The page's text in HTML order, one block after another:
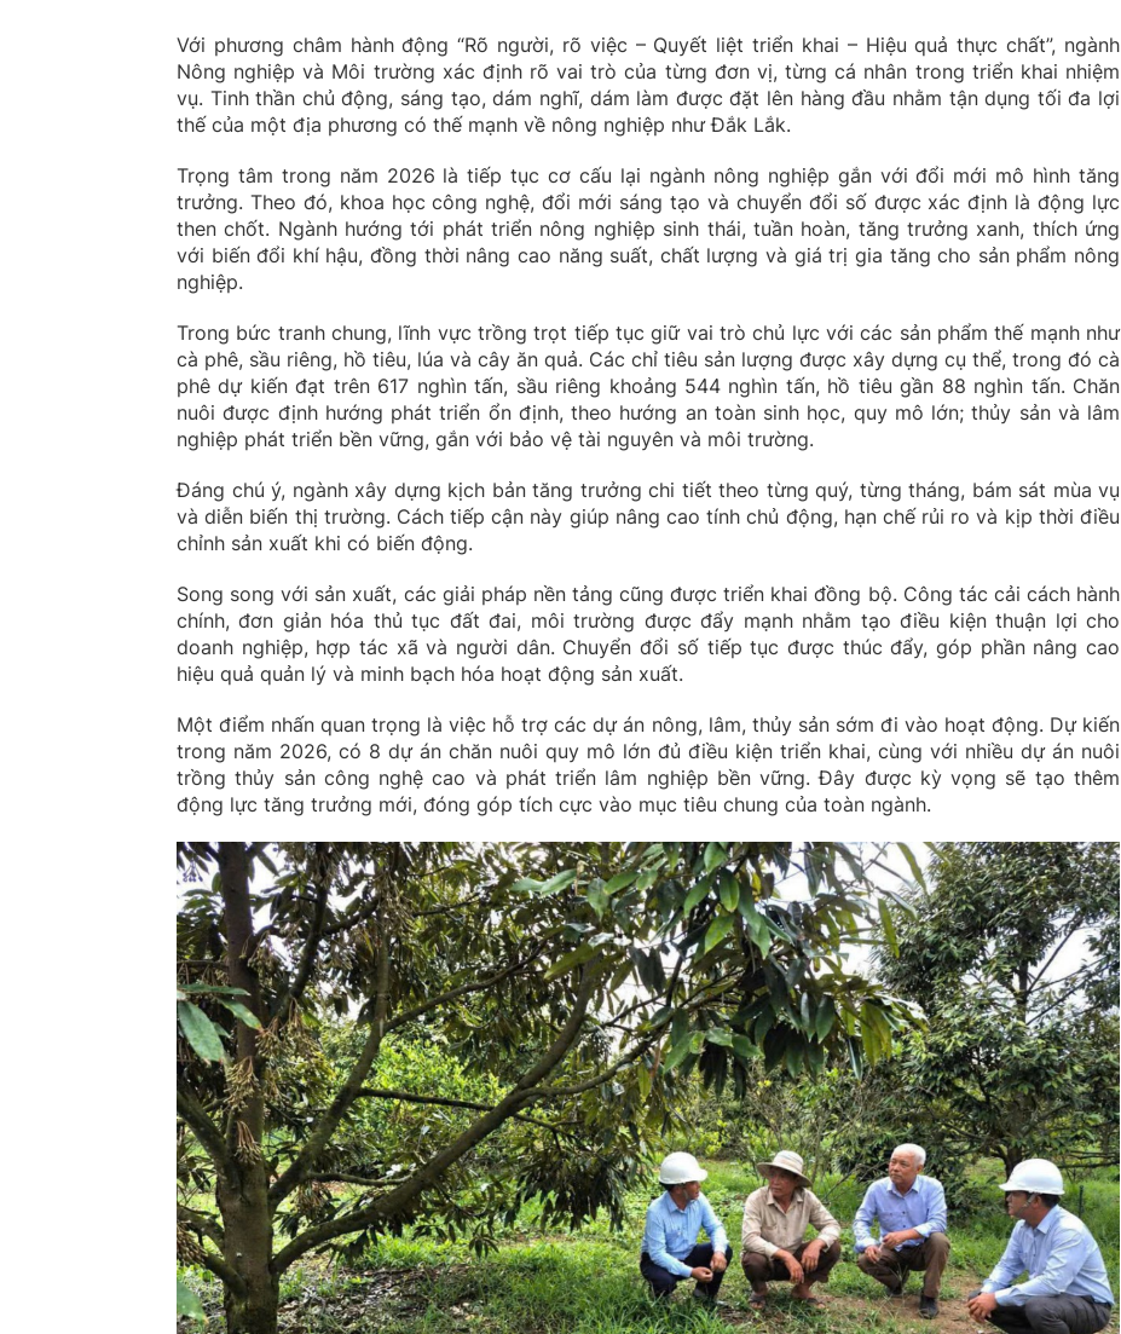
Với phương châm hành động “Rõ người, rõ việc – Quyết liệt triển khai – Hiệu quả thực chất”, ngành
Nông nghiệp và Môi trường xác định rõ vai trò của từng đơn vị, từng cá nhân trong triển khai nhiệm
vụ. Tinh thần chủ động, sáng tạo, dám nghĩ, dám làm được đặt lên hàng đầu nhằm tận dụng tối đa lợi
thế của một địa phương có thế mạnh về nông nghiệp như Đắk Lắk.
Trọng tâm trong năm 2026 là tiếp tục cơ cấu lại ngành nông nghiệp gắn với đổi mới mô hình tăng
trưởng. Theo đó, khoa học công nghệ, đổi mới sáng tạo và chuyển đổi số được xác định là động lực
then chốt. Ngành hướng tới phát triển nông nghiệp sinh thái, tuần hoàn, tăng trưởng xanh, thích ứng
với biến đổi khí hậu, đồng thời nâng cao năng suất, chất lượng và giá trị gia tăng cho sản phẩm nông
nghiệp.
Trong bức tranh chung, lĩnh vực trồng trọt tiếp tục giữ vai trò chủ lực với các sản phẩm thế mạnh như
cà phê, sầu riêng, hồ tiêu, lúa và cây ăn quả. Các chỉ tiêu sản lượng được xây dựng cụ thể, trong đó cà
phê dự kiến đạt trên 617 nghìn tấn, sầu riêng khoảng 544 nghìn tấn, hồ tiêu gần 88 nghìn tấn. Chăn
nuôi được định hướng phát triển ổn định, theo hướng an toàn sinh học, quy mô lớn; thủy sản và lâm
nghiệp phát triển bền vững, gắn với bảo vệ tài nguyên và môi trường.
Đáng chú ý, ngành xây dựng kịch bản tăng trưởng chi tiết theo từng quý, từng tháng, bám sát mùa vụ
và diễn biến thị trường. Cách tiếp cận này giúp nâng cao tính chủ động, hạn chế rủi ro và kịp thời điều
chỉnh sản xuất khi có biến động.
Song song với sản xuất, các giải pháp nền tảng cũng được triển khai đồng bộ. Công tác cải cách hành
chính, đơn giản hóa thủ tục đất đai, môi trường được đẩy mạnh nhằm tạo điều kiện thuận lợi cho
doanh nghiệp, hợp tác xã và người dân. Chuyển đổi số tiếp tục được thúc đẩy, góp phần nâng cao
hiệu quả quản lý và minh bạch hóa hoạt động sản xuất.
Một điểm nhấn quan trọng là việc hỗ trợ các dự án nông, lâm, thủy sản sớm đi vào hoạt động. Dự kiến
trong năm 2026, có 8 dự án chăn nuôi quy mô lớn đủ điều kiện triển khai, cùng với nhiều dự án nuôi
trồng thủy sản công nghệ cao và phát triển lâm nghiệp bền vững. Đây được kỳ vọng sẽ tạo thêm
động lực tăng trưởng mới, đóng góp tích cực vào mục tiêu chung của toàn ngành.